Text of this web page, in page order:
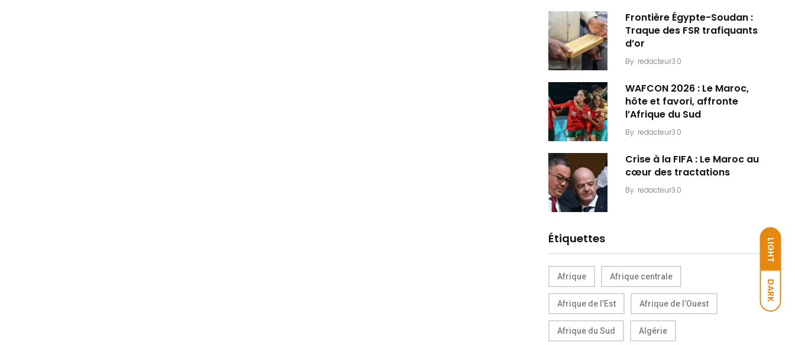
LIGHT
DARK
Frontière Égypte-Soudan :
Traque des FSR trafiquants
d’or
By redacteur3.0
WAFCON 2026 : Le Maroc,
hôte et favori, affronte
l’Afrique du Sud
By redacteur3.0
Crise à la FIFA : Le Maroc au
cœur des tractations
By redacteur3.0
Étiquettes
Afrique Afrique centrale
Afrique de l’Est Afrique de l’Ouest
Afrique du Sud Algérie